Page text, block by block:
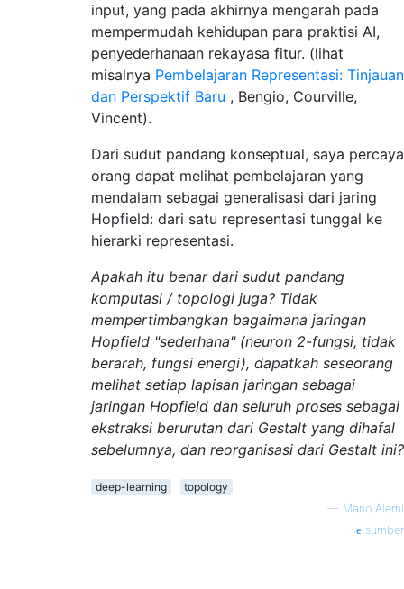
input, yang pada akhirnya mengarah pada
mempermudah kehidupan para praktisi AI,
penyederhanaan rekayasa fitur. (lihat
misalnya Pembelajaran Representasi: Tinjauan
dan Perspektif Baru , Bengio, Courville,
Vincent).
Dari sudut pandang konseptual, saya percaya
orang dapat melihat pembelajaran yang
mendalam sebagai generalisasi dari jaring
Hopfield: dari satu representasi tunggal ke
hierarki representasi.
Apakah itu benar dari sudut pandang
komputasi / topologi juga? Tidak
mempertimbangkan bagaimana jaringan
Hopfield "sederhana" (neuron 2-fungsi, tidak
berarah, fungsi energi), dapatkah seseorang
melihat setiap lapisan jaringan sebagai
jaringan Hopfield dan seluruh proses sebagai
ekstraksi berurutan dari Gestalt yang dihafal
sebelumnya, dan reorganisasi dari Gestalt ini?
deep-learning
topology
— Mario Alemi
sumber